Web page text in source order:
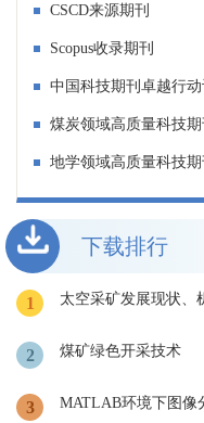
CSCD来源期刊
Scopus收录期刊
中国科技期刊卓越行动
煤炭领域高质量科技
地学领域高质量科技
下载排行
1 太空采矿发展现状、
2 煤矿绿色开采技术
3 MATLAB环境下图像